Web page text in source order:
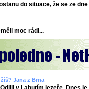
do situace, že se ze
moc rádi...
Jana z Brna